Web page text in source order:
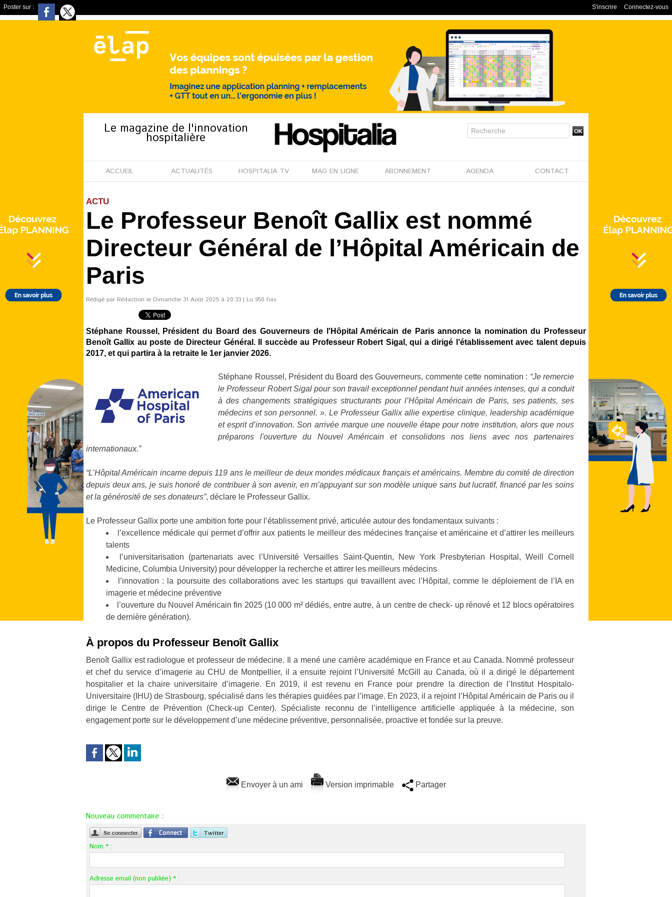
Poster sur : Connectez-vous
S'inscrire
Le magazine de l'innovation
hospitalière
ACCUEIL ACTUALITÉS HOSPITALIA TV MAG EN LIGNE ABONNEMENT AGENDA CONTACT
ACTU
Le Professeur Benoît Gallix est nommé
Directeur Général de l’Hôpital Américain de
Paris
Rédigé par Rédaction le Dimanche 31 Août 2025 à 20:33 | Lu 950 fois
Stéphane Roussel, Président du Board des Gouverneurs de l'Hôpital Américain de Paris annonce la nomination du Professeur
Benoît Gallix au poste de Directeur Général. Il succède au Professeur Robert Sigal, qui a dirigé l’établissement avec talent depuis
2017, et qui partira à la retraite le 1er janvier 2026.
Stéphane Roussel, Président du Board des Gouverneurs, commente cette nomination : “Je remercie
le Professeur Robert Sigal pour son travail exceptionnel pendant huit années intenses, qui a conduit
à des changements stratégiques structurants pour l’Hôpital Américain de Paris, ses patients, ses
médecins et son personnel. ». Le Professeur Gallix allie expertise clinique, leadership académique
et esprit d’innovation. Son arrivée marque une nouvelle étape pour notre institution, alors que nous
préparons l'ouverture du Nouvel Américain et consolidons nos liens avec nos partenaires
internationaux.”
“L’Hôpital Américain incarne depuis 119 ans le meilleur de deux mondes médicaux français et américains. Membre du comité de direction
depuis deux ans, je suis honoré de contribuer à son avenir, en m’appuyant sur son modèle unique sans but lucratif, financé par les soins
et la générosité de ses donateurs”, déclare le Professeur Gallix.
Le Professeur Gallix porte une ambition forte pour l’établissement privé, articulée autour des fondamentaux suivants :
l’excellence médicale qui permet d’offrir aux patients le meilleur des médecines française et américaine et d’attirer les meilleurs
talents
l’universitarisation (partenariats avec l’Université Versailles Saint-Quentin, New York Presbyterian Hospital, Weill Cornell
Medicine, Columbia University) pour développer la recherche et attirer les meilleurs médecins
l’innovation : la poursuite des collaborations avec les startups qui travaillent avec l’Hôpital, comme le déploiement de l’IA en
imagerie et médecine préventive
l’ouverture du Nouvel Américain fin 2025 (10 000 m² dédiés, entre autre, à un centre de check- up rénové et 12 blocs opératoires
de dernière génération).
À propos du Professeur Benoît Gallix
Benoît Gallix est radiologue et professeur de médecine. Il a mené une carrière académique en France et au Canada. Nommé professeur
et chef du service d’imagerie au CHU de Montpellier, il a ensuite rejoint l’Université McGill au Canada, où il a dirigé le département
hospitalier et la chaire universitaire d’imagerie. En 2019, il est revenu en France pour prendre la direction de l’Institut Hospitalo-
Universitaire (IHU) de Strasbourg, spécialisé dans les thérapies guidées par l’image. En 2023, il a rejoint l’Hôpital Américain de Paris ou il
dirige le Centre de Prévention (Check-up Center). Spécialiste reconnu de l’intelligence artificielle appliquée à la médecine, son
engagement porte sur le développement d’une médecine préventive, personnalisée, proactive et fondée sur la preuve.
Envoyer à un ami Version imprimable Partager
Nouveau commentaire :
Nom * :
Adresse email (non publiée) * :